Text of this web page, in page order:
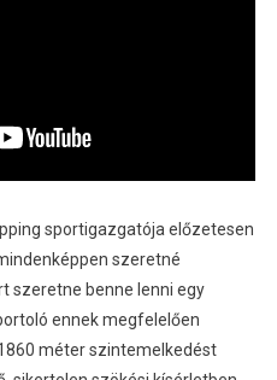
sportigazgatója előzetesen
szeretné
szeretne benne lenni egy
ennek megfelelően
méter szintemelkedést